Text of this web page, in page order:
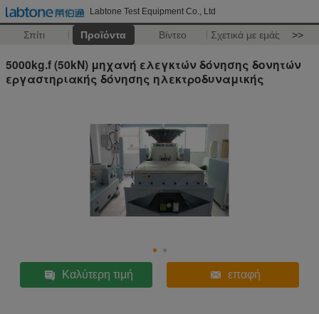
Labtone Test Equipment Co., Ltd
Σπίτι Προϊόντα Βίντεο Σχετικά με εμάς >>
5000kg.f (50kN) μηχανή ελεγκτών δόνησης δονητών
εργαστηριακής δόνησης ηλεκτροδυναμικής
Καλύτερη τιμή επαφή